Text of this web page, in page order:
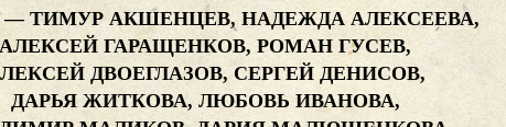
— ТИМУР АКШЕНЦЕВ, НАДЕЖДА АЛЕКСЕЕВА,
АЛЕКСЕЙ ГАРАЩЕНКОВ, РОМАН ГУСЕВ,
ДВОЕГЛАЗОВ, СЕРГЕЙ ДЕНИСОВ,
ДАРЬЯ ЖИТКОВА, ЛЮБОВЬ ИВАНОВА,